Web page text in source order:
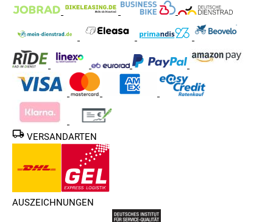
VERSANDARTEN
AUSZEICHNUNGEN